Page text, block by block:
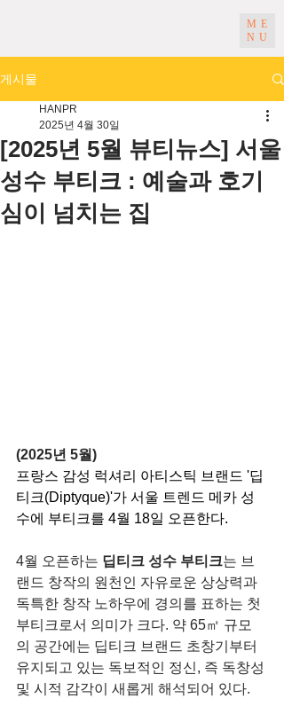
ME
NU
게시물
[2025년 5월 뷰티뉴스] 서울
성수 부티크 : 예술과 호기
심이 넘치는 집
HANPR
2025년 4월 30일
(2025년 5월)
프랑스 감성 럭셔리 아티스틱 브랜드 '딥
티크(Diptyque)'가 서울 트렌드 메카 성
수에 부티크를 4월 18일 오픈한다.
4월 오픈하는 딥티크 성수 부티크는 브
랜드 창작의 원천인 자유로운 상상력과
독특한 창작 노하우에 경의를 표하는 첫
부티크로서 의미가 크다. 약 65㎡ 규모
의 공간에는 딥티크 브랜드 초창기부터
유지되고 있는 독보적인 정신, 즉 독창성
및 시적 감각이 새롭게 해석되어 있다.